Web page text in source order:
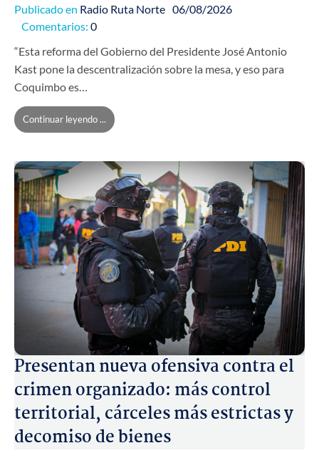
Publicado en Radio Ruta Norte 06/08/2026
Comentarios: 0
“Esta reforma del Gobierno del Presidente José Antonio
Kast pone la descentralización sobre la mesa, y eso para
Coquimbo es…
Continuar leyendo ...
Presentan nueva ofensiva contra el
crimen organizado: más control
territorial, cárceles más estrictas y
decomiso de bienes